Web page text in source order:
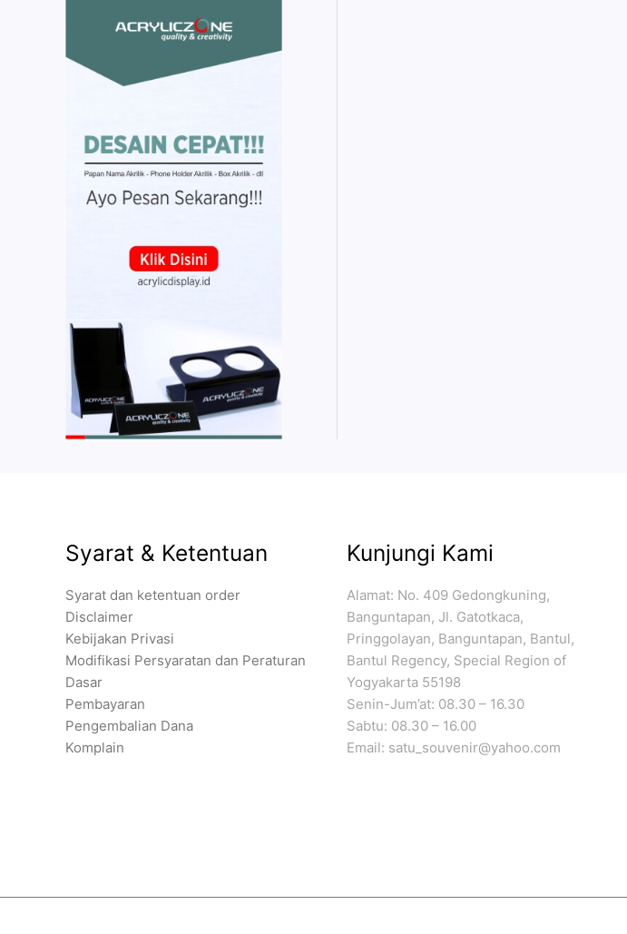
Syarat & Ketentuan
Syarat dan ketentuan order
Disclaimer
Kebijakan Privasi
Modifikasi Persyaratan dan Peraturan
Dasar
Pembayaran
Pengembalian Dana
Komplain
Kunjungi Kami
Alamat: No. 409 Gedongkuning,
Banguntapan, Jl. Gatotkaca,
Pringgolayan, Banguntapan, Bantul,
Bantul Regency, Special Region of
Yogyakarta 55198
Senin-Jum’at: 08.30 – 16.30
Sabtu: 08.30 – 16.00
Email: satu_souvenir@yahoo.com